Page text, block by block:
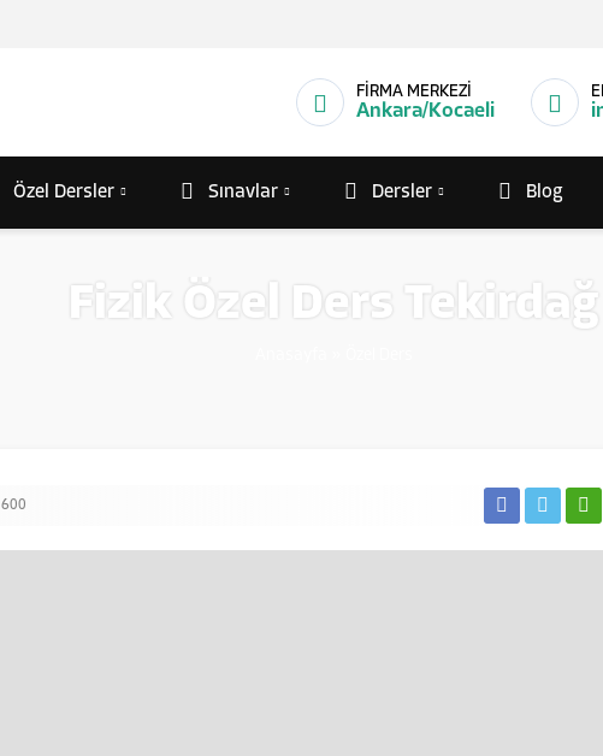
FİRMA MERKEZİ
Ankara/Kocaeli
Özel Dersler Sınavlar Dersler Blog
Fizik Özel Ders Tekirdağ
600